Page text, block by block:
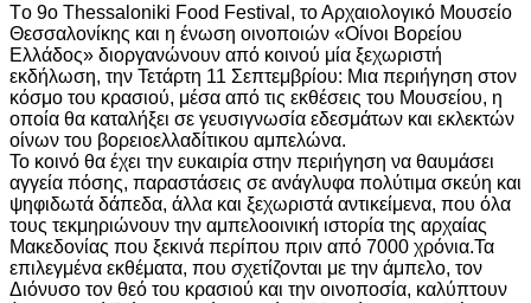
Tο 9ο Thessaloniki Food Festival, το Αρχαιολογικό Μουσείο
Θεσσαλονίκης και η ένωση οινοποιών «Οίνοι Βορείου
Ελλάδος» διοργανώνουν από κοινού μία ξεχωριστή
εκδήλωση, την Τετάρτη 11 Σεπτεμβρίου: Μια περιήγηση στον
κόσμο του κρασιού, μέσα από τις εκθέσεις του Μουσείου, η
οποία θα καταλήξει σε γευσιγνωσία εδεσμάτων και εκλεκτών
οίνων του βορειοελλαδίτικου αμπελώνα.
Το κοινό θα έχει την ευκαιρία στην περιήγηση να θαυμάσει
αγγεία πόσης, παραστάσεις σε ανάγλυφα πολύτιμα σκεύη και
ψηφιδωτά δάπεδα, άλλα και ξεχωριστά αντικείμενα, που όλα
τους τεκμηριώνουν την αμπελοοινική ιστορία της αρχαίας
Μακεδονίας που ξεκινά περίπου πριν από 7000 χρόνια.Τα
επιλεγμένα εκθέματα, που σχετίζονται με την άμπελο, τον
Διόνυσο τον θεό του κρασιού και την οινοποσία, καλύπτουν